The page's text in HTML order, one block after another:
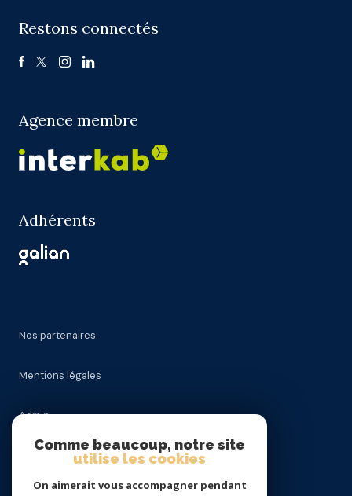
Restons connectés
Agence membre
Adhérents
Nos partenaires
Mentions légales
Admin
Nos honoraires
Comme beaucoup, notre site
utilise les cookies
On aimerait vous accompagner pendant